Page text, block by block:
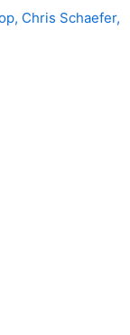
Chris Schaefer,